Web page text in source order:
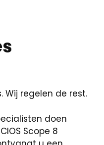
Wij regelen de rest.
doen
Scope 8